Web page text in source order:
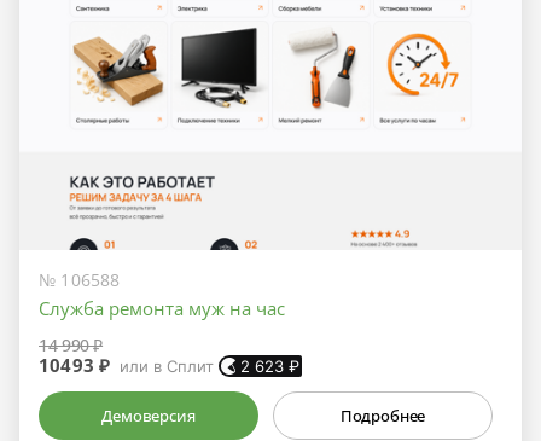
№ 106588
Служба ремонта муж на час
14 990 ₽
10493 ₽ или в Сплит 2 623 ₽
Демоверсия Подробнее